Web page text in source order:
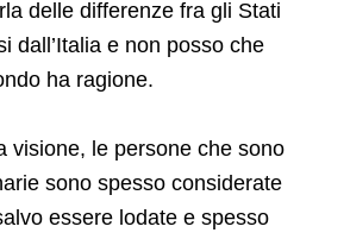
delle differenze fra gli Stati
dall’Italia e non posso che
ha ragione.
visione, le persone che sono
sono spesso considerate
essere lodate e spesso